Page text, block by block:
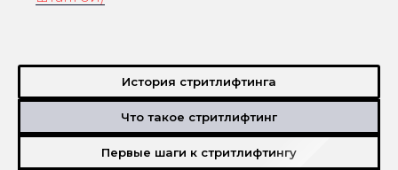
История стритлифтинга
Что такое стритлифтинг
Первые шаги к стритлифтингу